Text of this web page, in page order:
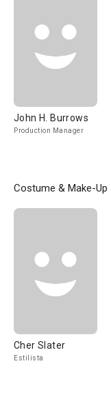
John H. Burrows
Production Manager
Costume & Make-Up
Cher Slater
Estilista